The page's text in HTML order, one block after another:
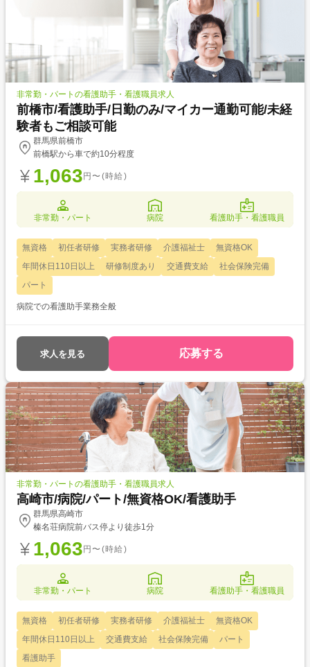
非常勤・パートの看護助手・看護職員求人
前橋市/看護助手/日勤のみ/マイカー通勤可能/未経
験者もご相談可能
群馬県前橋市
前橋駅から車で約10分程度
1,063 円〜(時給)
非常勤・パート 病院 看護助手・看護職員
無資格 初任者研修 実務者研修 介護福祉士
無資格OK
年間休日110日以上
研修制度あり 交通費支給
社会保険完備
パート
病院での看護助手業務全般
求人を見る 応募する
非常勤・パートの看護助手・看護職員求人
高崎市/病院/パート/無資格OK/看護助手
群馬県高崎市
榛名荘病院前バス停より徒歩1分
1,063 円〜(時給)
非常勤・パート 病院 看護助手・看護職員
無資格 初任者研修 実務者研修 介護福祉士
無資格OK
年間休日110日以上
交通費支給 社会保険完備
パート
看護助手